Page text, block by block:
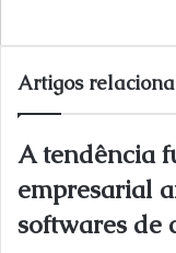
Artigos
A tendência
empresarial
softwares de